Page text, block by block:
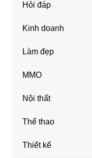
Hỏi đáp
Kinh doanh
Làm đẹp
MMO
Nội thất
Thể thao
Thiết kế